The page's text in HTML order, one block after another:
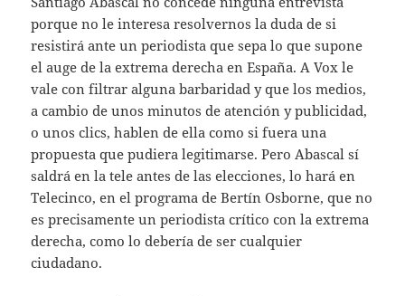
porque no le interesa resolvernos la duda de si
resistirá ante un periodista que sepa lo que supone
el auge de la extrema derecha en España. A Vox le
vale con filtrar alguna barbaridad y que los medios,
a cambio de unos minutos de atención y publicidad,
o unos clics, hablen de ella como si fuera una
propuesta que pudiera legitimarse. Pero Abascal sí
saldrá en la tele antes de las elecciones, lo hará en
Telecinco, en el programa de Bertín Osborne, que no
es precisamente un periodista crítico con la extrema
derecha, como lo debería de ser cualquier
ciudadano.